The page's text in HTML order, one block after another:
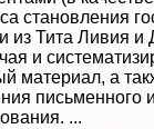
становления
из Тита Ливия и
и
материал, а
письменного
...